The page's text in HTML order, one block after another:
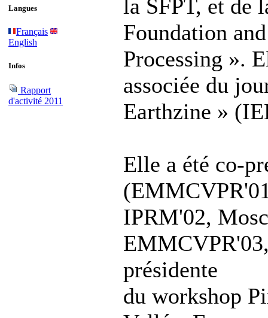
Langues
Français
English
Infos
Rapport
d'activité 2011
la SFPT, et de
Foundation
Processing ».
associée du
Earthzine »
Elle a été co-
IPRM'02,
présidente
du workshop